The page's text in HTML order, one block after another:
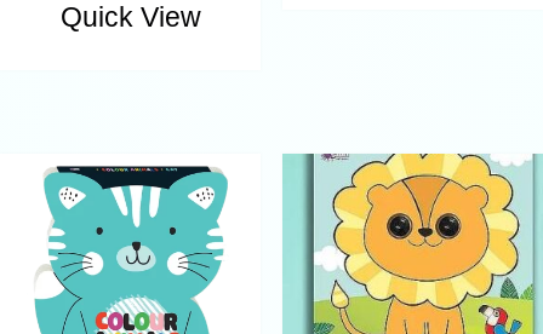
Quick View